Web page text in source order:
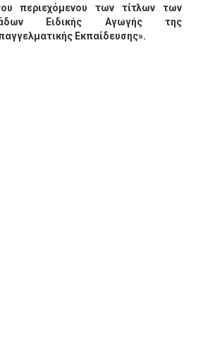
περιεχόμενου των τίτλων των
Ειδικής Αγωγής της
Εκπαίδευσης».